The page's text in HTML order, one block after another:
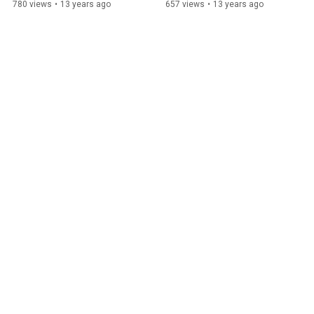
004「昭和区御幸山」#2/2
780 views • 13 years ago
004「昭和区御幸山」#1/2
657 views • 13 years ago